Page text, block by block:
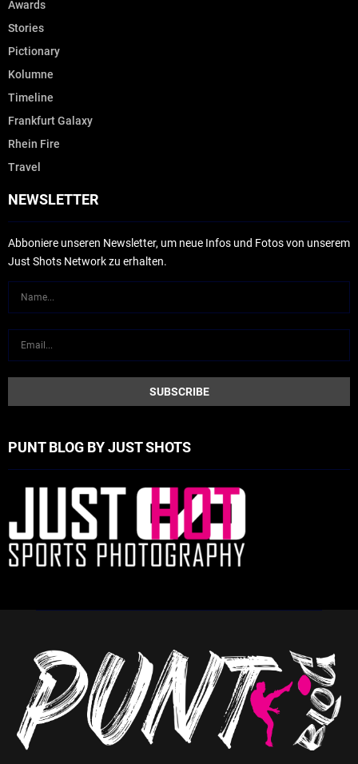
Awards
Stories
Pictionary
Kolumne
Timeline
Frankfurt Galaxy
Rhein Fire
Travel
NEWSLETTER
Abboniere unseren Newsletter, um neue Infos und Fotos von unserem
Just Shots Network zu erhalten.
PUNT BLOG BY JUST SHOTS